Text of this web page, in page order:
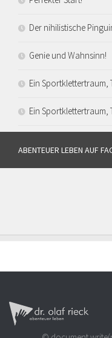
Der nihilistische
Genie und Wahnsinn!
Ein Sportklettertraum,
Ein Sportklettertraum,
ABENTEUER LEBEN AUF